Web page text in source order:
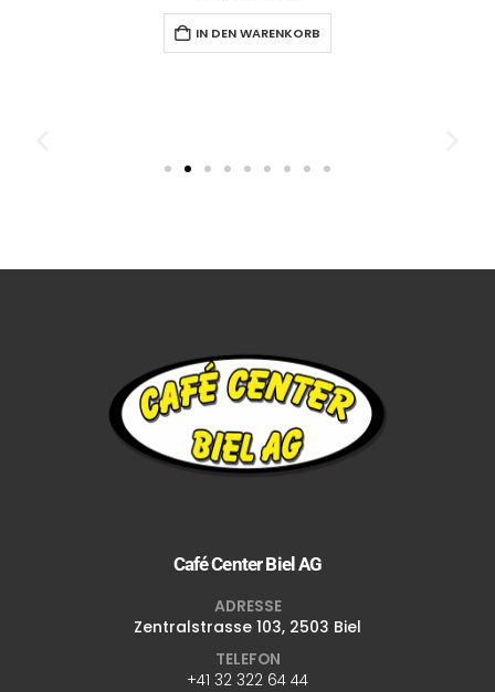
IN DEN WARENKORB
Café Center Biel AG
ADRESSE
Zentralstrasse 103, 2503 Biel
TELEFON
+41 32 322 64 44